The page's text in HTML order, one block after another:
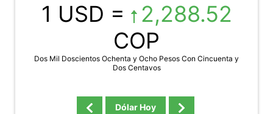
1 USD =
2,288.52
COP
Dos Mil Doscientos Ochenta y Ocho Pesos Con Cincuenta y
Dos Centavos
Dólar Hoy